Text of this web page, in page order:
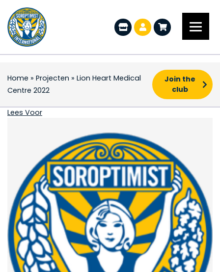
Home » Projecten » Lion Heart Medical
Centre 2022
Join the
club
Lion Heart Medical
Lees Voor